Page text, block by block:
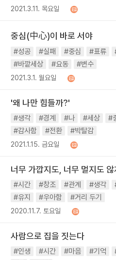
2021.3.11. 목요일
중심(中心)이 바로 서야
#성공 #실패 #중심 #표류
#바깥세상
#요동 #변수
2021.3.1. 월요일
'왜 나만 힘들까?'
#생각 #경계 #나 #세상 #
#감사함
#전환 #박탈감
2021.1.15. 금요일
너무 가깝지도, 너무 멀지도 않
#시간 #창조 #관계 #생각
#유지
#우아함 #거리 두기
2020.11.7. 토요일
사람으로 집을 짓는다
#인생 #시간 #마음 #기억